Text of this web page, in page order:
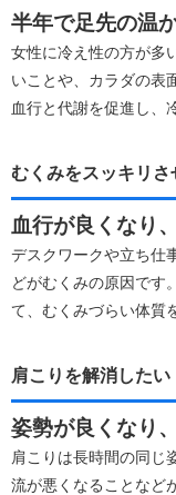
半年で足先の温
女性に冷え性の方が多
いことや、カラダの表
血行と代謝を促進し、
むくみをスッキリさ
血行が良くなり
デスクワークや立ち仕
どがむくみの原因です
て、むくみづらい体質
肩こりを解消したい
姿勢が良くなり
肩こりは長時間の同じ
流が悪くなることなど